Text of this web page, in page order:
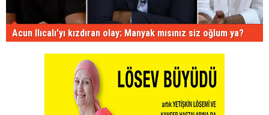
Acun Ilıcalı'yı kızdıran olay: Manyak mısınız siz oğlum ya?